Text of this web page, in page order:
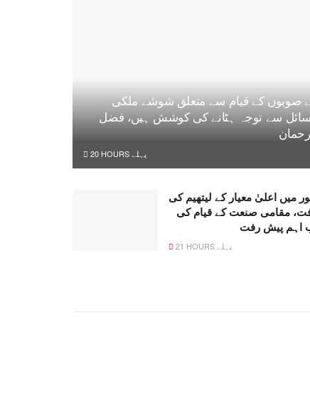
صوبوں کے قیام سے متعلق شوشے ملکی
سے توجہ ہٹانے کی کوشش ہیں، فضل
20 HOURS پہلے
میں اعلیٰ معیار کے لیتھیم کی
مقامی صنعت کے قیام کی
اہم پیش رفت
21 HOURS پہلے